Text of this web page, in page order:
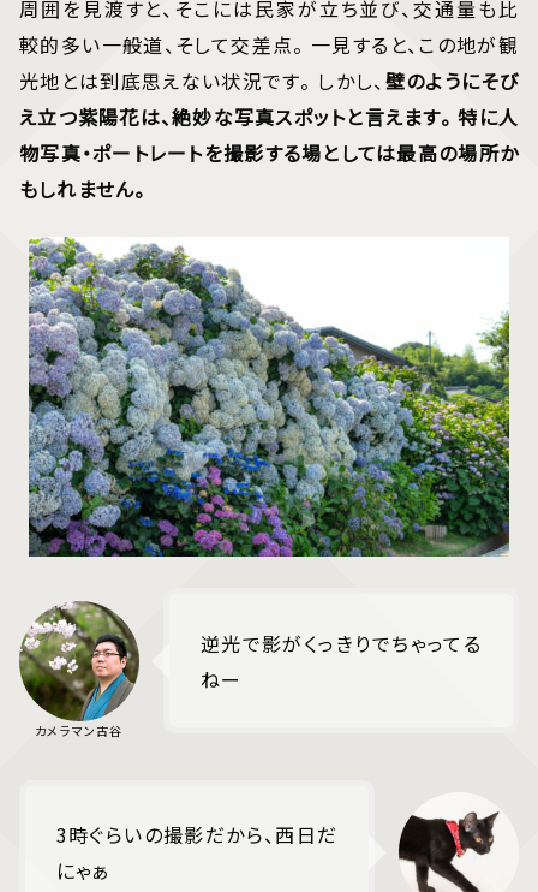
周囲を見渡すと、そこには民家が立ち並び、交通量も比
較的多い一般道、そして交差点。 一見すると、この地が観
光地とは到底思えない状況です。 しかし、壁のようにそび
え立つ紫陽花は、絶妙な写真スポットと言えます。 特に人
物写真・ポートレートを撮影する場としては最高の場所か
もしれません。
逆光で影がくっきりでちゃってる
ねー
3時ぐらいの撮影だから、西日だ
にゃぁ